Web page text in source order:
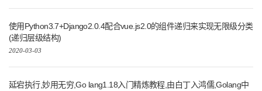
使用Python3.7+Django2.0.4配合vue.js2.0的组件递归来实现无限级分类
(递归层级结构)
2020-03-03
延宕执行,妙用无穷,Go lang1.18入门精炼教程,由白丁入鸿儒,Golang中